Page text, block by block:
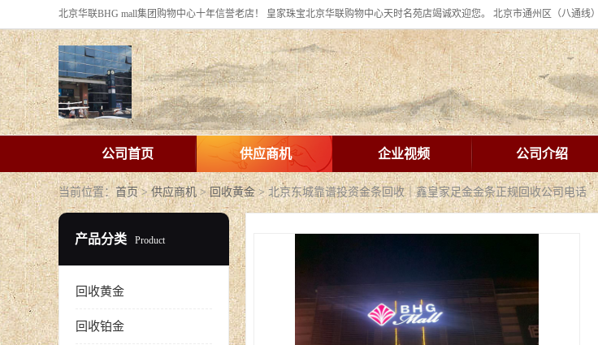
公司首页 供应商机 企业视频 公司介绍
当前位置： 首页>供应商机 >回收黄金> 北京东城靠谱投资金条回收｜鑫皇家足金金条正规回收公司电话
产品分类 Product
回收黄金
回收铂金